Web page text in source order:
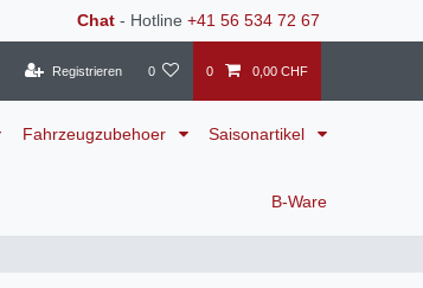
Chat - Hotline +41 56 534 72 67
Registrieren 0 0 0,00 CHF
Fahrzeugzubehoer Saisonartikel
B-Ware